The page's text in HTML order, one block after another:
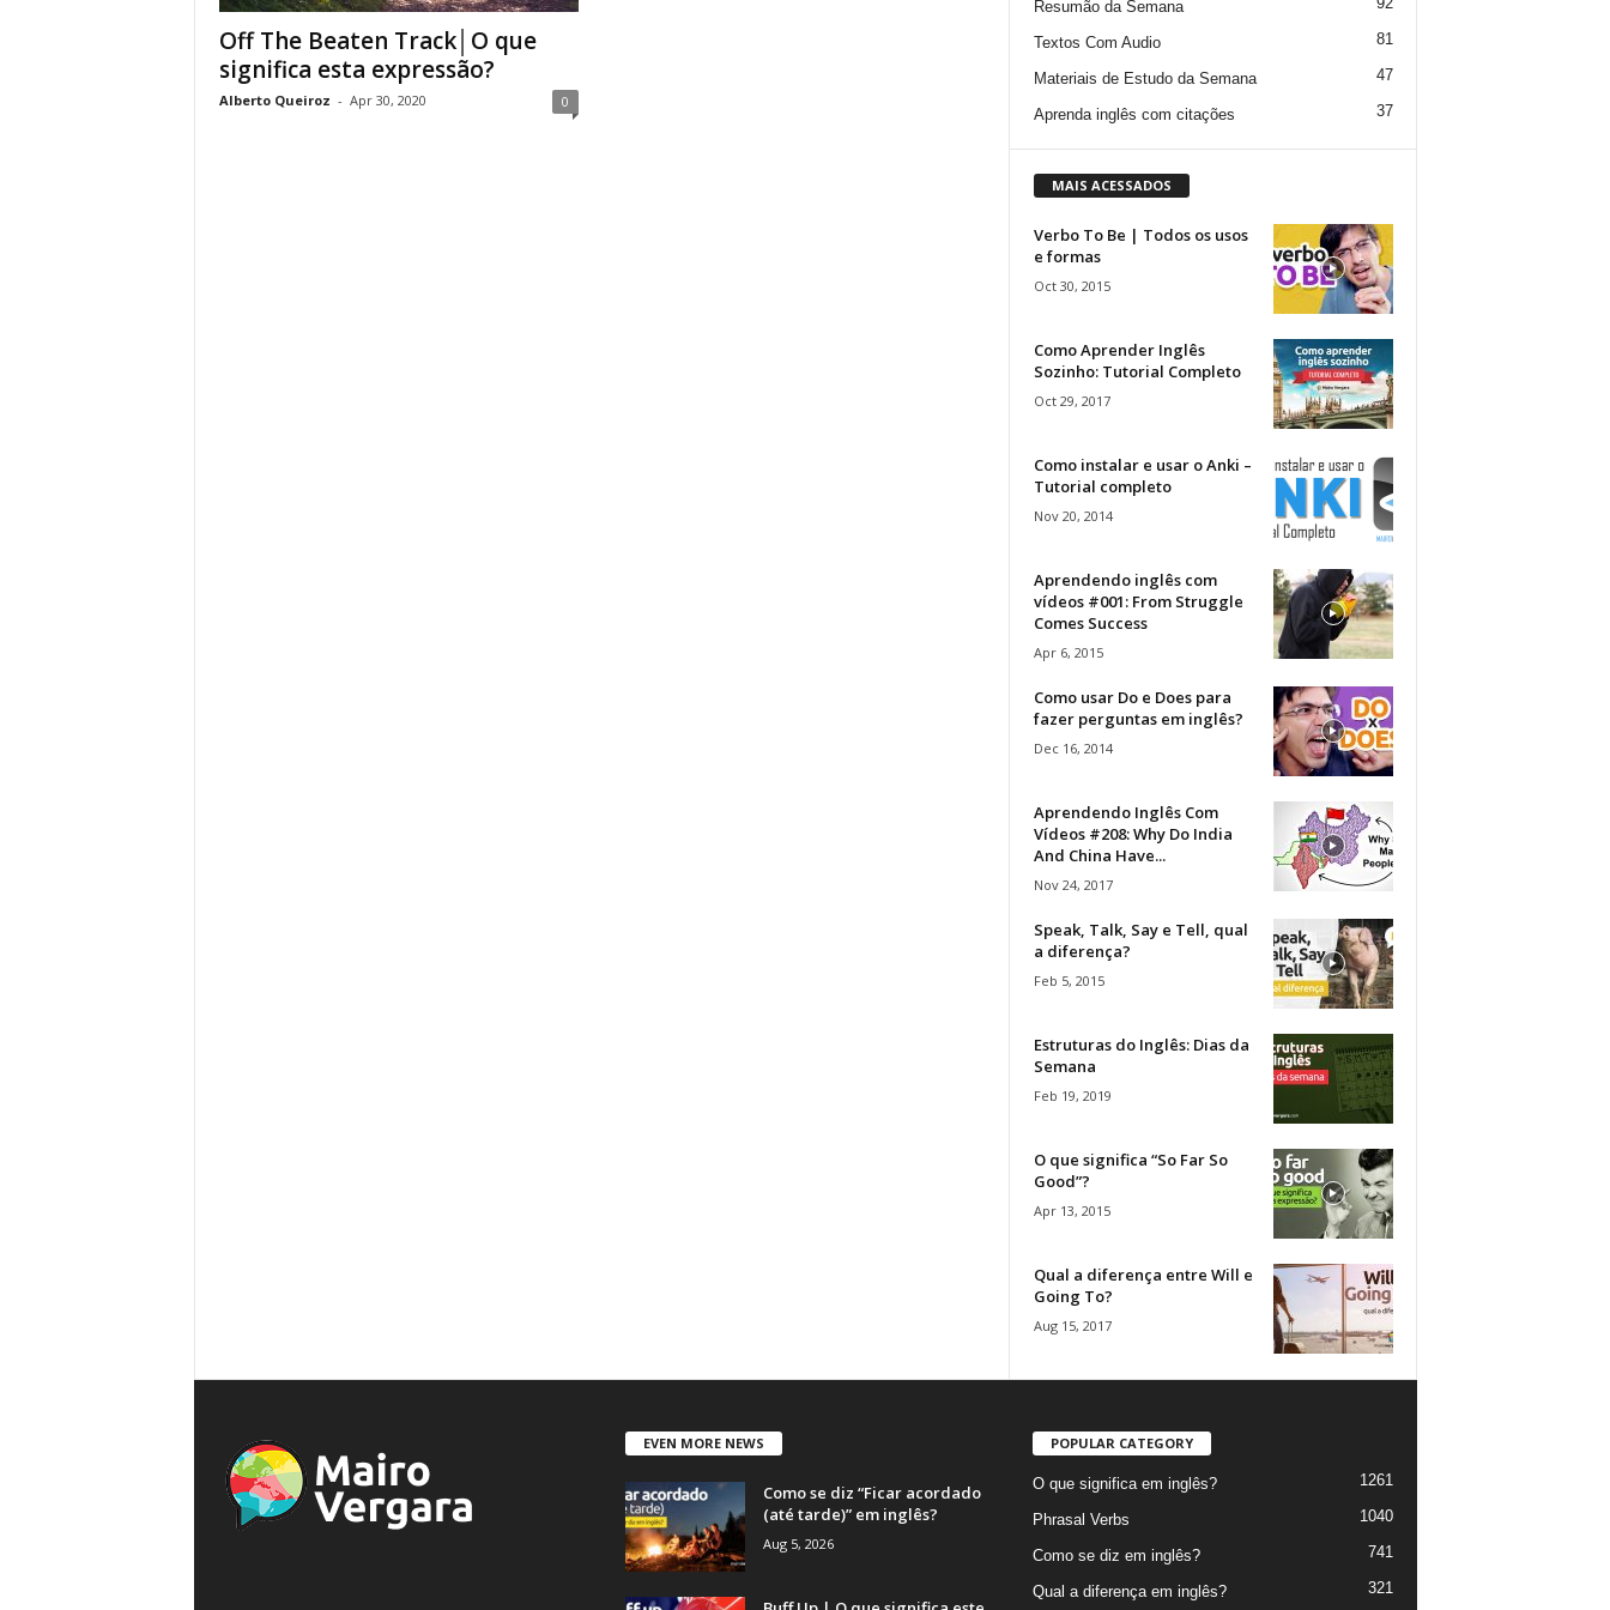
Off The Beaten Track│O que
significa esta expressão?
Alberto Queiroz - Apr 30, 2020 0
Resumão da Semana
Textos Com Audio 81
Materiais de Estudo da Semana 47
Aprenda inglês com citações 37
MAIS ACESSADOS
Verbo To Be | Todos os usos
e formas
Oct 30, 2015
Como Aprender Inglês
Sozinho: Tutorial Completo
Oct 29, 2017
Como instalar e usar o Anki –
Tutorial completo
Nov 20, 2014
Aprendendo inglês com
vídeos #001: From Struggle
Comes Success
Apr 6, 2015
Como usar Do e Does para
fazer perguntas em inglês?
Dec 16, 2014
Aprendendo Inglês Com
Vídeos #208: Why Do India
And China Have...
Nov 24, 2017
Speak, Talk, Say e Tell, qual
a diferença?
Feb 5, 2015
Estruturas do Inglês: Dias da
Semana
Feb 19, 2019
O que significa “So Far So
Good”?
Apr 13, 2015
Qual a diferença entre Will e
Going To?
Aug 15, 2017
EVEN MORE NEWS
Como se diz “Ficar acordado
(até tarde)” em inglês?
Aug 5, 2026
POPULAR CATEGORY
O que significa em inglês? 1261
Phrasal Verbs 1040
Como se diz em inglês? 741
Qual a diferença em inglês? 321